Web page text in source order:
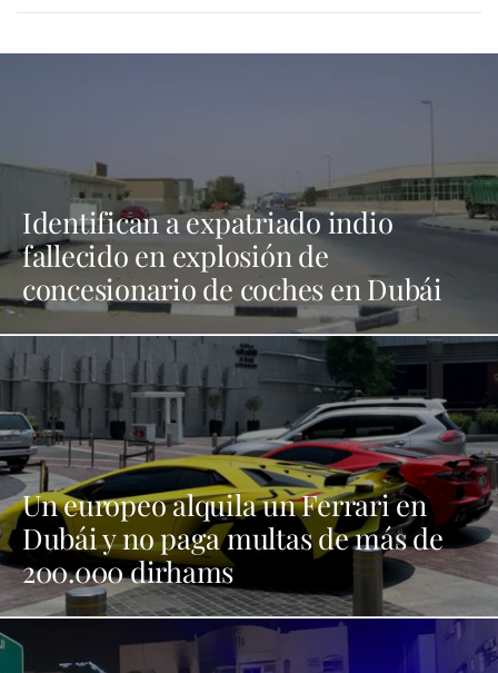
Identifican a expatriado indio
fallecido en explosión de
concesionario de coches en Dubái
Un europeo alquila un Ferrari en
Dubái y no paga multas de más de
200.000 dirhams